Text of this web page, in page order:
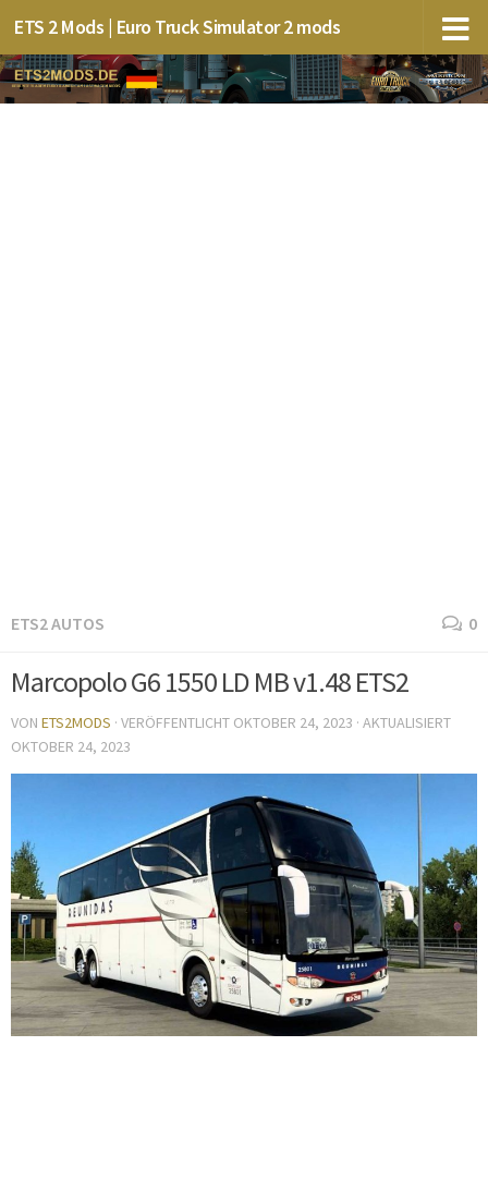
ETS 2 Mods | Euro Truck Simulator 2 mods
ETS2 AUTOS 0
Marcopolo G6 1550 LD MB v1.48 ETS2
VON ETS2MODS · VERÖFFENTLICHT OKTOBER 24, 2023 · AKTUALISIERT
OKTOBER 24, 2023